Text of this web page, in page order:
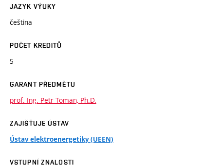
JAZYK VÝUKY
čeština
POČET KREDITŮ
5
GARANT PŘEDMĚTU
prof. Ing. Petr Toman, Ph.D.
ZAJIŠŤUJE ÚSTAV
Ústav elektroenergetiky (UEEN)
VSTUPNÍ ZNALOSTI